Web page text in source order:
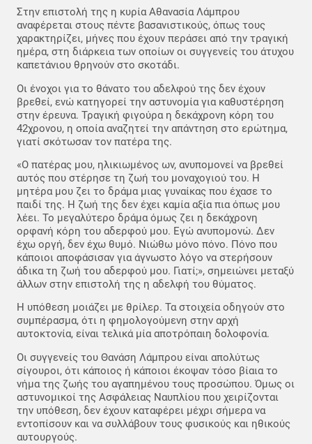
Στην επιστολή της η κυρία Αθανασία Λάμπρου
αναφέρεται στους πέντε βασανιστικούς, όπως τους
χαρακτηρίζει, μήνες που έχουν περάσει από την τραγική
ημέρα, στη διάρκεια των οποίων οι συγγενείς του άτυχου
καπετάνιου θρηνούν στο σκοτάδι.
Οι ένοχοι για το θάνατο του αδελφού της δεν έχουν
βρεθεί, ενώ κατηγορεί την αστυνομία για καθυστέρηση
στην έρευνα. Τραγική φιγούρα η δεκάχρονη κόρη του
42χρονου, η οποία αναζητεί την απάντηση στο ερώτημα,
γιατί σκότωσαν τον πατέρα της.
«Ο πατέρας μου, ηλικιωμένος ων, ανυπομονεί να βρεθεί
αυτός που στέρησε τη ζωή του μοναχογιού του. Η
μητέρα μου ζει το δράμα μιας γυναίκας που έχασε το
παιδί της. Η ζωή της δεν έχει καμία αξία πια όπως μου
λέει. Το μεγαλύτερο δράμα όμως ζει η δεκάχρονη
ορφανή κόρη του αδερφού μου. Εγώ ανυπομονώ. Δεν
έχω οργή, δεν έχω θυμό. Νιώθω μόνο πόνο. Πόνο που
κάποιοι αποφάσισαν για άγνωστο λόγο να στερήσουν
άδικα τη ζωή του αδερφού μου. Γιατί;», σημειώνει μεταξύ
άλλων στην επιστολή της η αδελφή του θύματος.
Η υπόθεση μοιάζει με θρίλερ. Τα στοιχεία οδηγούν στο
συμπέρασμα, ότι η φημολογούμενη στην αρχή
αυτοκτονία, είναι τελικά μία αποτρόπαιη δολοφονία.
Οι συγγενείς του Θανάση Λάμπρου είναι απολύτως
σίγουροι, ότι κάποιος ή κάποιοι έκοψαν τόσο βίαια το
νήμα της ζωής του αγαπημένου τους προσώπου. Όμως οι
αστυνομικοί της Ασφάλειας Ναυπλίου που χειρίζονται
την υπόθεση, δεν έχουν καταφέρει μέχρι σήμερα να
εντοπίσουν και να συλλάβουν τους φυσικούς και ηθικούς
αυτουργούς.